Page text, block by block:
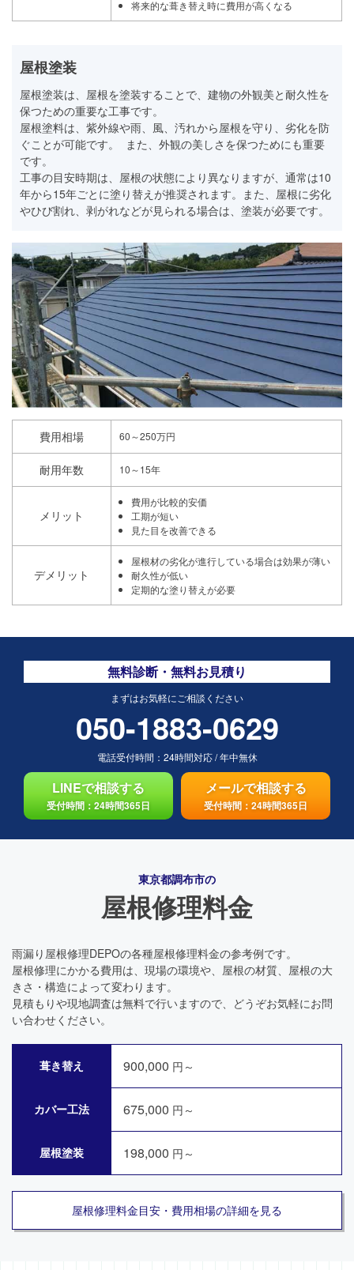
将来的な葺き替え時に費用が高くなる
屋根塗装
屋根塗装は、屋根を塗装することで、建物の外観美と耐久性を
保つための重要な工事です。
屋根塗料は、紫外線や雨、風、汚れから屋根を守り、劣化を防
ぐことが可能です。 また、外観の美しさを保つためにも重要
です。
工事の目安時期は、屋根の状態により異なりますが、通常は10
年から15年ごとに塗り替えが推奨されます。また、屋根に劣化
やひび割れ、剥がれなどが見られる場合は、塗装が必要です。
費用相場 60～250万円
耐用年数 10～15年
メリット
費用が比較的安価
工期が短い
見た目を改善できる
デメリット
屋根材の劣化が進行している場合は効果が薄い
耐久性が低い
定期的な塗り替えが必要
無料診断・無料お見積り
まずはお気軽にご相談ください
050-1883-0629
電話受付時間： 24時間対応/年中無休
LINEで相談する
受付時間：24時間365日
メールで相談する
受付時間：24時間365日
東京都調布市の
屋根修理料金
雨漏り屋根修理DEPOの各種屋根修理料金の参考例です。
屋根修理にかかる費用は、現場の環境や、屋根の材質、屋根の大
きさ・構造によって変わります。
見積もりや現地調査は無料で行いますので、どうぞお気軽にお問
い合わせください。
葺き替え 900,000 円～
カバー工法 675,000 円～
屋根塗装 198,000 円～
屋根修理料金目安・費用相場の詳細を見る